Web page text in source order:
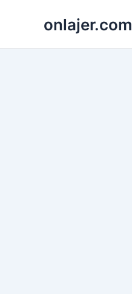
onlajer.com